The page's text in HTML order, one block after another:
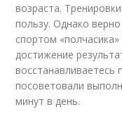
возраста.
пользу. Однако
спортом
достижение
восстанавливаетесь
посоветовали
минут в день.